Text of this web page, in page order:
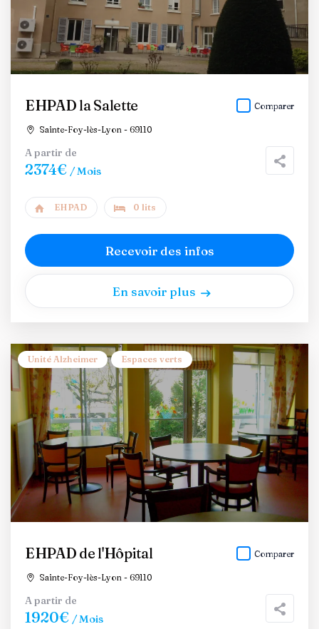
EHPAD la Salette
Sainte-Foy-lès-Lyon - 69110
Comparer
A partir de
2374€ / Mois
EHPAD 0 lits
Recevoir des infos
En savoir plus
Unité Alzheimer Espaces verts
EHPAD de l'Hôpital
Sainte-Foy-lès-Lyon - 69110
Comparer
A partir de
1920€ / Mois